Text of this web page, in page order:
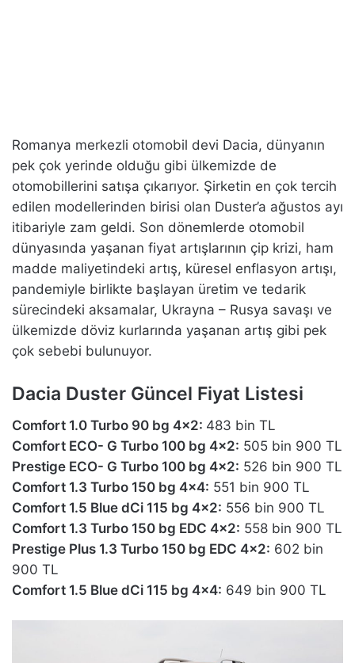
Romanya merkezli otomobil devi Dacia, dünyanın
pek çok yerinde olduğu gibi ülkemizde de
otomobillerini satışa çıkarıyor. Şirketin en çok tercih
edilen modellerinden birisi olan Duster’a ağustos ayı
itibariyle zam geldi. Son dönemlerde otomobil
dünyasında yaşanan fiyat artışlarının çip krizi, ham
madde maliyetindeki artış, küresel enflasyon artışı,
pandemiyle birlikte başlayan üretim ve tedarik
sürecindeki aksamalar, Ukrayna – Rusya savaşı ve
ülkemizde döviz kurlarında yaşanan artış gibi pek
çok sebebi bulunuyor.
Dacia Duster Güncel Fiyat Listesi
Comfort 1.0 Turbo 90 bg 4×2: 483 bin TL
Comfort ECO- G Turbo 100 bg 4×2: 505 bin 900 TL
Prestige ECO- G Turbo 100 bg 4×2: 526 bin 900 TL
Comfort 1.3 Turbo 150 bg 4×4: 551 bin 900 TL
Comfort 1.5 Blue dCi 115 bg 4×2: 556 bin 900 TL
Comfort 1.3 Turbo 150 bg EDC 4×2: 558 bin 900 TL
Prestige Plus 1.3 Turbo 150 bg EDC 4×2: 602 bin
900 TL
Comfort 1.5 Blue dCi 115 bg 4×4: 649 bin 900 TL